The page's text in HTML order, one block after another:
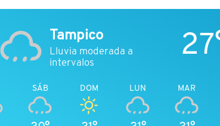
Tampico
Lluvia moderada a
intervalos
SÁB DOM LUN MAR